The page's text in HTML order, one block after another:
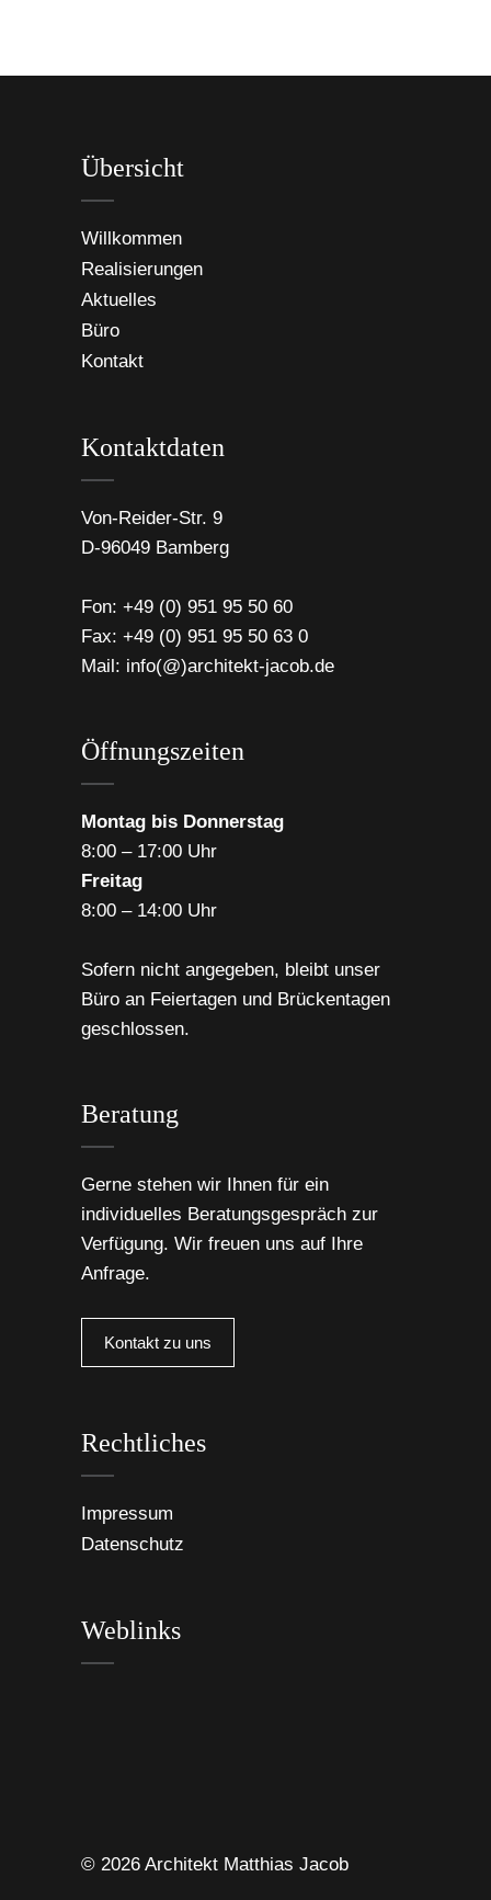
Übersicht
Willkommen
Realisierungen
Aktuelles
Büro
Kontakt
Kontaktdaten
Von-Reider-Str. 9
D-96049 Bamberg
Fon: +49 (0) 951 95 50 60
Fax: +49 (0) 951 95 50 63 0
Mail: info(@)architekt-jacob.de
Öffnungszeiten
Montag bis Donnerstag
8:00 – 17:00 Uhr
Freitag
8:00 – 14:00 Uhr
Sofern nicht angegeben, bleibt unser
Büro an Feiertagen und Brückentagen
geschlossen.
Beratung
Gerne stehen wir Ihnen für ein
individuelles Beratungsgespräch zur
Verfügung. Wir freuen uns auf Ihre
Anfrage.
Kontakt zu uns
Rechtliches
Impressum
Datenschutz
Weblinks
© 2026 Architekt Matthias Jacob